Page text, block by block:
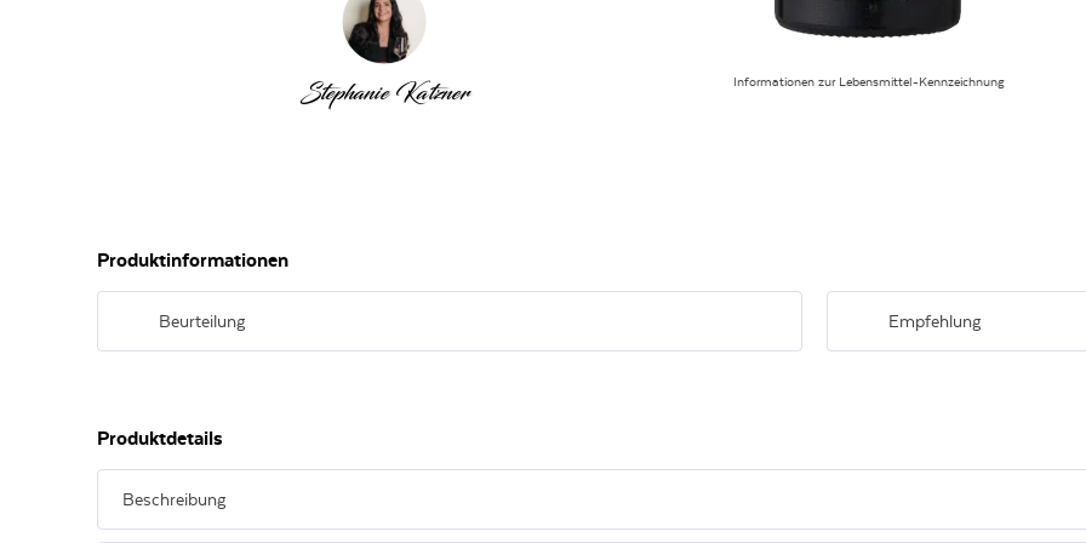
Informationen zur Lebensmittel-Kennzeichnung
Stephanie Katzner
Produktinformationen
Beurteilung Empfehlung
Produktdetails
Beschreibung